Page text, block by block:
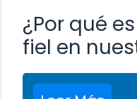
¿Por qué
fiel en